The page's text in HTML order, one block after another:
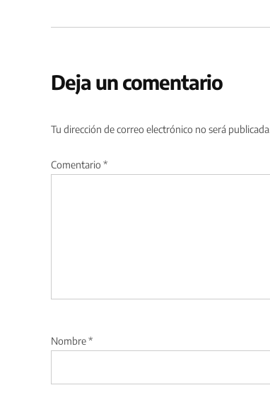
Deja un comentario
Tu dirección de correo electrónico no será publicada.
Comentario *
Nombre*